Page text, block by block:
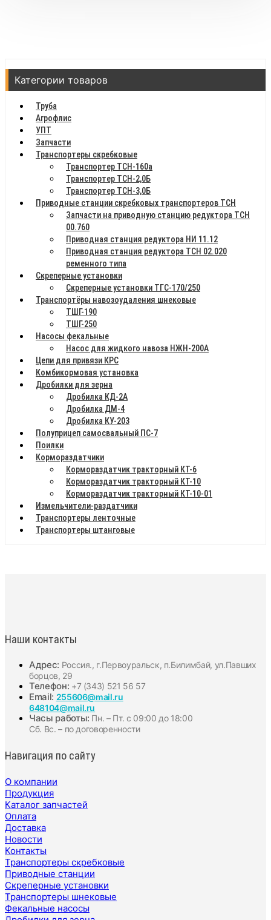
Категории товаров
Труба
Агрофлис
УПТ
Запчасти
Транспортеры скребковые
Транспортер ТСН-160а
Транспортер ТСН-2,0Б
Транспортер ТСН-3,0Б
Приводные станции скребковых транспортеров ТСН
Запчасти на приводную станцию редуктора ТСН
00.760
Приводная станция редуктора НИ 11.12
Приводная станция редуктора ТСН 02.020
ременного типа
Скреперные установки
Скреперные установки ТГС-170/250
Транспортёры навозоудаления шнековые
ТШГ-190
ТШГ-250
Насосы фекальные
Насос для жидкого навоза НЖН-200А
Цепи для привязи КРС
Комбикормовая установка
Дробилки для зерна
Дробилка КД-2А
Дробилка ДМ-4
Дробилка КУ-203
Полуприцеп самосвальный ПС-7
Поилки
Кормораздатчики
Кормораздатчик тракторный КТ-6
Кормораздатчик тракторный КТ-10
Кормораздатчик тракторный КТ-10-01
Измельчители-раздатчики
Транспортеры ленточные
Транспортеры штанговые
Наши контакты
Адрес: Россия., г.Первоуральск, п.Билимбай, ул.Павших
борцов, 29
Телефон: +7 (343) 521 56 57
Email: 255606@mail.ru
648104@mail.ru
Часы работы: Пн. – Пт. с 09:00 до 18:00
Сб. Вс. – по договоренности
Навигация по сайту
О компании
Продукция
Каталог запчастей
Оплата
Доставка
Новости
Контакты
Транспортеры скребковые
Приводные станции
Скреперные установки
Транспортеры шнековые
Фекальные насосы